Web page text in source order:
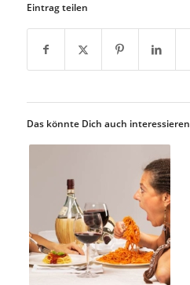
Eintrag teilen
Das könnte Dich auch interessieren